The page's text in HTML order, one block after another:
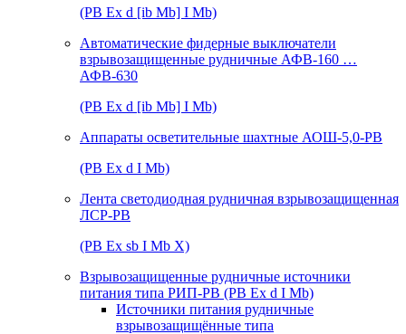
(РВ Ex d [ib Mb] I Mb)
Автоматические фидерные выключатели
взрывозащищенные рудничные АФВ-160 …
АФВ-630
(РВ Ex d [ib Mb] I Mb)
Аппараты осветительные шахтные АОШ-5,0-РВ
(РВ Ex d I Mb)
Лента светодиодная рудничная взрывозащищенная
ЛСР-РВ
(РВ Ex sb I Mb Х)
Взрывозащищенные рудничные источники
питания типа РИП-РВ (РВ Ex d I Mb)
Источники питания рудничные
взрывозащищённые типа